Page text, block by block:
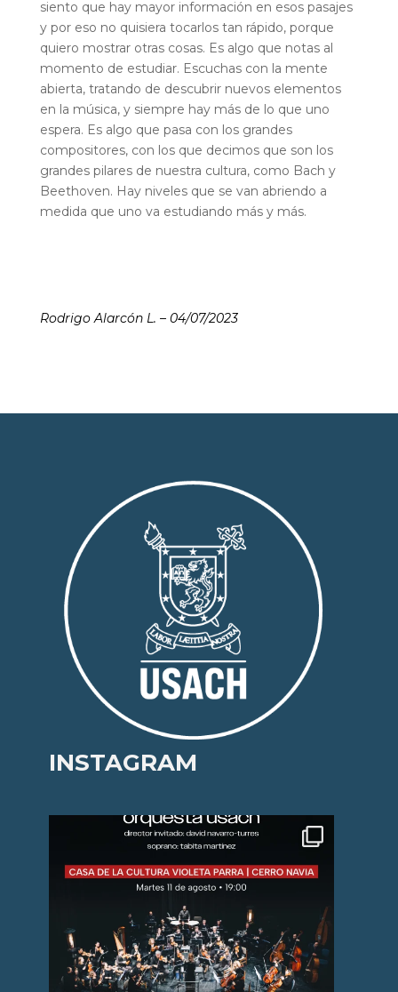
siento que hay mayor información en esos pasajes
y por eso no quisiera tocarlos tan rápido, porque
quiero mostrar otras cosas. Es algo que notas al
momento de estudiar. Escuchas con la mente
abierta, tratando de descubrir nuevos elementos
en la música, y siempre hay más de lo que uno
espera. Es algo que pasa con los grandes
compositores, con los que decimos que son los
grandes pilares de nuestra cultura, como Bach y
Beethoven. Hay niveles que se van abriendo a
medida que uno va estudiando más y más.
Rodrigo Alarcón L. – 04/07/2023
INSTAGRAM